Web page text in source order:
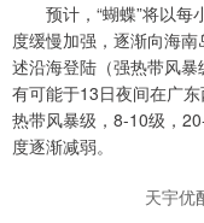
预计，“蝴蝶”将以每
度缓慢加强，逐渐向海
述沿海登陆（强热带风
有可能于13日夜间在广
热带风暴级，8-10级，
度逐渐减弱。
天宇优